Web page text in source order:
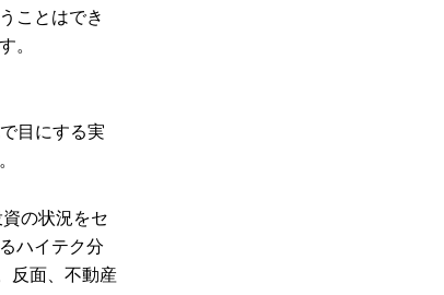
ことはでき
。
目にする実
の状況をセ
ハイテク分
反面、不動産